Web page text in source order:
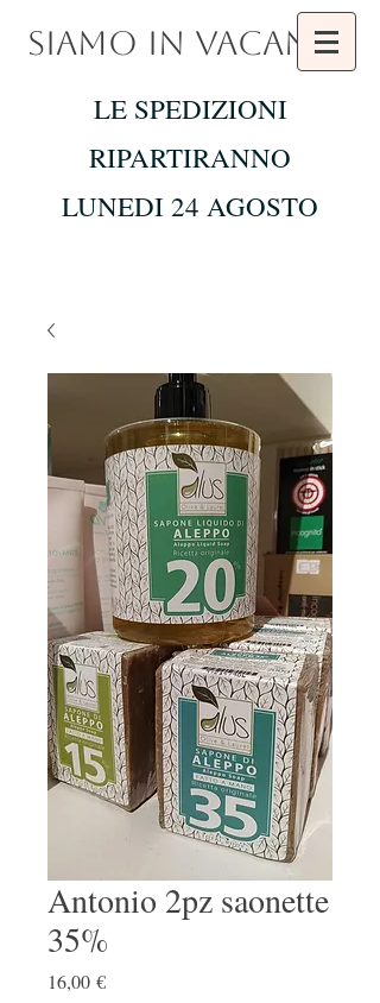
SIAMO IN VACANZA
LE SPEDIZIONI
RIPARTIRANNO
LUNEDI 24 AGOSTO
Antonio 2pz saonette
35%
16,00 €Prezzo